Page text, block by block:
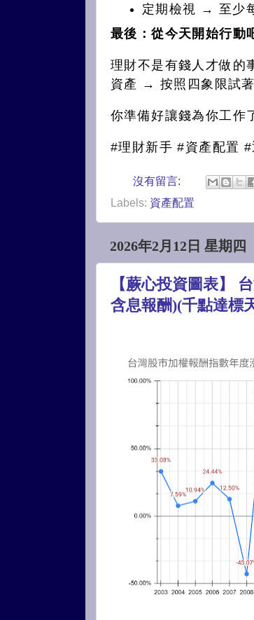
定期檢視 → 至少
最後：從今天開始行動
理財不是有錢人才做的
資產 → 按照四象限試
你準備好讓錢為你工作
#理財新手 #資產配置
沒有留言:
Labels: 資產配置
2026年2月12日 星期四
【蕨心投資圖表】
含息報酬)(千點達標